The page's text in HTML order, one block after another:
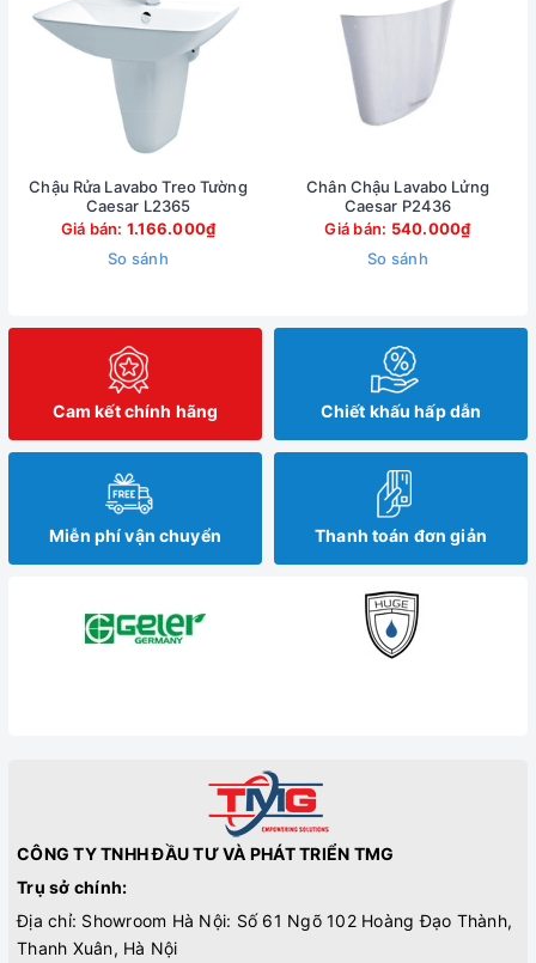
Chậu Rửa Lavabo Treo Tường
Caesar L2365
Giá bán: 1.166.000₫
So sánh
Chân Chậu Lavabo Lửng
Caesar P2436
Giá bán: 540.000₫
So sánh
Cam kết chính hãng Chiết khấu hấp dẫn
Miễn phí vận chuyển Thanh toán đơn giản
CÔNG TY TNHH ĐẦU TƯ VÀ PHÁT TRIỂN TMG
Trụ sở chính:
Địa chỉ: Showroom Hà Nội: Số 61 Ngõ 102 Hoàng Đạo Thành,
Thanh Xuân, Hà Nội